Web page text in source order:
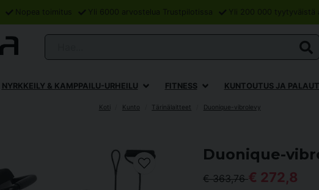
Nopea toimitus Yli 6000 arvostelua Trustpilotissa Yli 200 000 tyytyväistä
NYRKKEILY & KAMPPAILU-URHEILU FITNESS KUNTOUTUS JA
Koti Kunto Tärinälaitteet Duonique-vibrolevy
Duonique-
€ 363,76€ 272,8